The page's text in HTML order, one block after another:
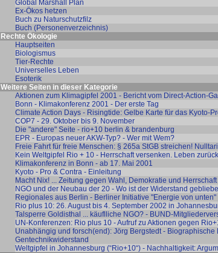
Global Marshall Plan
Ex-Ökos hetzen
Buch zu Naturschutzfilz
Buch (Personenverzeichnis)
Rechte Ökologie
Hauptseiten
Biologismus
Tier-Rechte
Universelles Leben
Esoterik
Weitere Seiten in dieser Kategorie
Aktionen zum Klimagipfel 2001 - Bericht vom Direct-Action-
Bonn - Klimakonferenz 2001 - Der erste Tag
Climate Action Days - Risingtide: Gelbe Karte für das Kyoto-
COP7 - 29. Oktober bis 9. November
Die "andere" Seite - rio+10 berlin & brandenburg
EPR - Europas neuer AKW-Typ? - Wer mit Wem?
Freie Fahrt für freie Menschen: § 265a StGB streichen!
Kein Weltgipfel Rio + 10 - Herrschaft versenken. Leben
Klimakonferenz in Bonn - ab 17. Mai 2001
Kyoto - Pro & Contra - Einleitung
Macht Nix! ... Zeitung gegen Wahl, Demokratie und
NGO und der Neubau der 20 - Wo ist der Widerstand
Regionales aus Berlin - Berliner Initiative "Energie von unten"
Rio plus 10: 26. August bis 4. September 2002 in
Talsperre Goldisthal ... käuflliche NGO? - BUND-
UN-Konferenzen: Rio plus 10 - Aufruf zu Aktionen gegen
Unabhängig und forsch(end): Jörg Bergstedt -
Gentechnikwiderstand
Weltgipfel in Johannesburg (“Rio+10“) - Nachhaltigkeit: